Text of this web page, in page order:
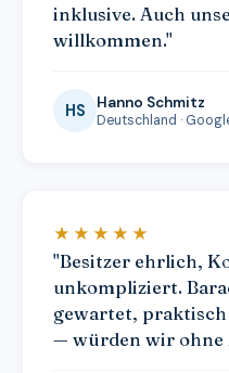
inklusive. Auch
willkommen."
HS Hanno Schmitz
Deutschland ·
★★★★★
"Besitzer ehrlich,
unkompliziert.
gewartet,
— würden wir ohne